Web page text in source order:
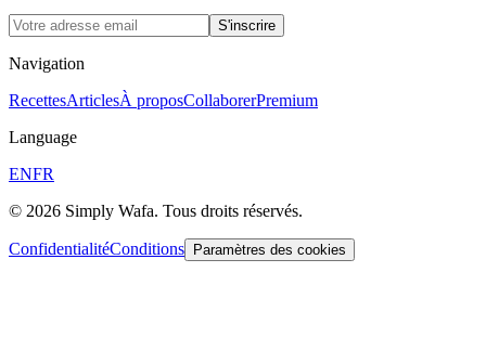
S'inscrire
Navigation
RecettesArticlesÀ proposCollaborerPremium
Language
ENFR
© 2026 Simply Wafa. Tous droits réservés.
ConfidentialitéConditions Paramètres des cookies